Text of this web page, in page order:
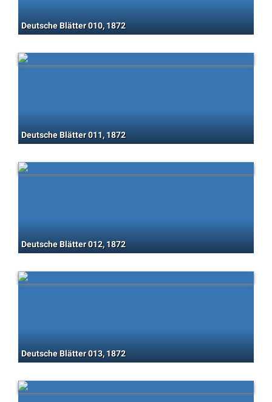
Deutsche Blätter 010, 1872
Deutsche Blätter 011, 1872
Deutsche Blätter 012, 1872
Deutsche Blätter 013, 1872